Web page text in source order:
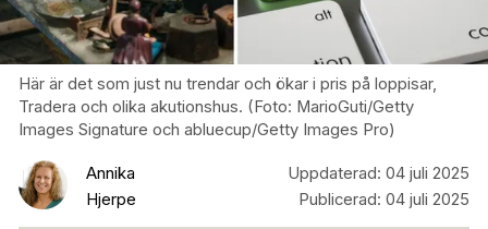
Här är det som just nu trendar och ökar i pris på loppisar,
Tradera och olika akutionshus. (Foto: MarioGuti/Getty
Images Signature och abluecup/Getty Images Pro)
Annika
Hjerpe
Uppdaterad: 04 juli 2025
Publicerad: 04 juli 2025